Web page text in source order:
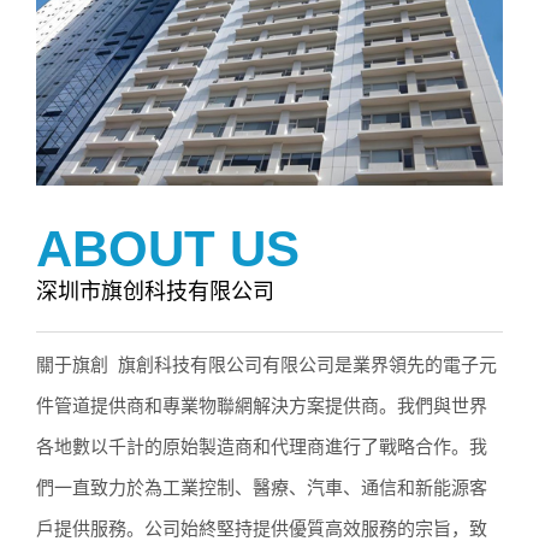
ABOUT US
深圳市旗创科技有限公司
關于旗創 旗創科技有限公司有限公司是業界領先的電子元
件管道提供商和專業物聯網解決方案提供商。我們與世界
各地數以千計的原始製造商和代理商進行了戰略合作。我
們一直致力於為工業控制、醫療、汽車、通信和新能源客
戶提供服務。公司始終堅持提供優質高效服務的宗旨，致